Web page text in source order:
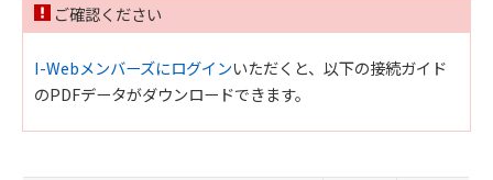
ご確認ください
I-Webメンバーズにログインいただくと、以下の接続ガイド
のPDFデータがダウンロードできます。